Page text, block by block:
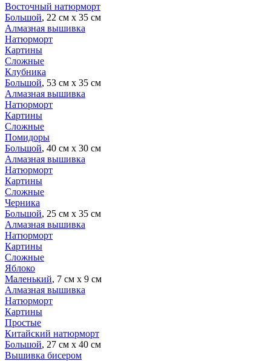
Восточный натюрморт
Большой, 22 см х 35 см
Алмазная вышивка
Натюрморт
Картины
Сложные
Клубника
Большой, 53 см х 35 см
Алмазная вышивка
Натюрморт
Картины
Сложные
Помидоры
Большой, 40 см х 30 см
Алмазная вышивка
Натюрморт
Картины
Сложные
Черника
Большой, 25 см х 35 см
Алмазная вышивка
Натюрморт
Картины
Сложные
Яблоко
Маленький, 7 см х 9 см
Алмазная вышивка
Натюрморт
Картины
Простые
Китайский натюрморт
Большой, 27 см х 40 см
Вышивка бисером